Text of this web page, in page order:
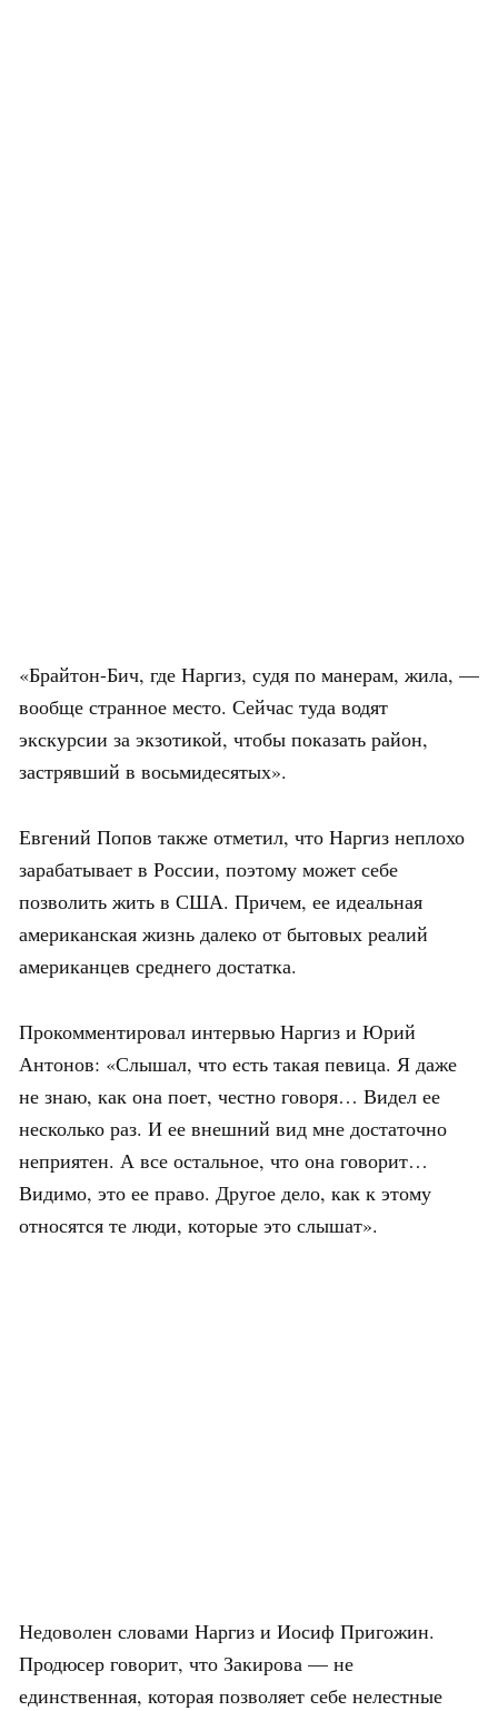
«Брайтон-Бич, где Наргиз, судя по манерам, жила, —
вообще странное место. Сейчас туда водят
экскурсии за экзотикой, чтобы показать район,
застрявший в восьмидесятых».
Евгений Попов также отметил, что Наргиз неплохо
зарабатывает в России, поэтому может себе
позволить жить в США. Причем, ее идеальная
американская жизнь далеко от бытовых реалий
американцев среднего достатка.
Прокомментировал интервью Наргиз и Юрий
Антонов: «Слышал, что есть такая певица. Я даже
не знаю, как она поет, честно говоря… Видел ее
несколько раз. И ее внешний вид мне достаточно
неприятен. А все остальное, что она говорит…
Видимо, это ее право. Другое дело, как к этому
относятся те люди, которые это слышат».
Недоволен словами Наргиз и Иосиф Пригожин.
Продюсер говорит, что Закирова — не
единственная, которая позволяет себе нелестные